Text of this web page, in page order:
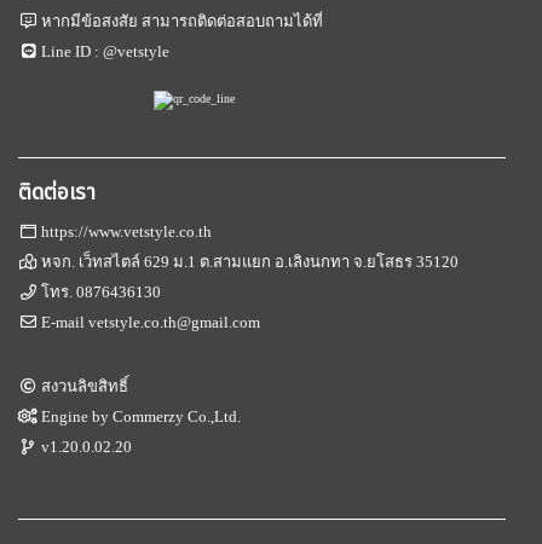
หากมีข้อสงสัย สามารถติดต่อสอบถามได้ที่
Line ID :@vetstyle
ติดต่อเรา
https://www.vetstyle.co.th
หจก. เว็ทสไตล์ 629 ม.1 ต.สามแยก อ.เลิงนกทา จ.ยโสธร 35120
โทร.0876436130
E-mailvetstyle.co.th@gmail.com
สงวนลิขสิทธิ์
Engine byCommerzy Co.,Ltd.
v1.20.0.02.20